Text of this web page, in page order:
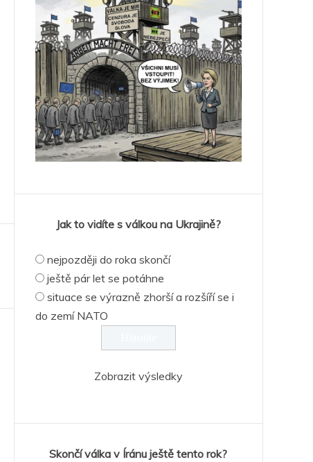
Jak to vidíte s válkou na Ukrajině?
nejpozději do roka skončí
ještě pár let se potáhne
situace se výrazně zhorší a rozšíří se i
do zemí NATO
Zobrazit výsledky
Skončí válka v Íránu ještě tento rok?